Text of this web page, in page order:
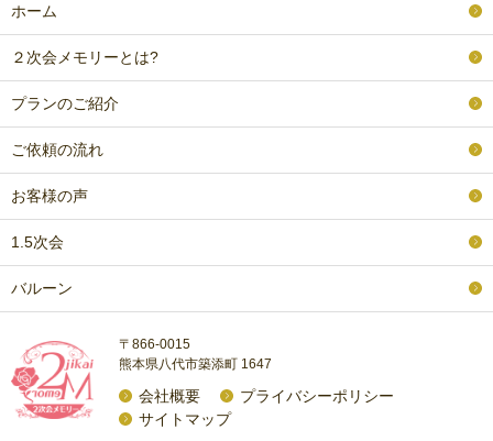
ホーム
２次会メモリーとは?
プランのご紹介
ご依頼の流れ
お客様の声
1.5次会
バルーン
〒866-0015
熊本県八代市築添町 1647
会社概要
プライバシーポリシー
サイトマップ